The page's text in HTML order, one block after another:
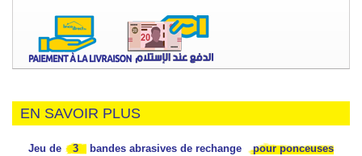
EN SAVOIR PLUS
Jeu de 3 bandes abrasives de rechange
pour ponceuses